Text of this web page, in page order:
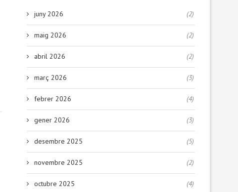
juny 2026 (2)
maig 2026 (2)
abril 2026 (2)
març 2026 (3)
febrer 2026 (4)
gener 2026 (3)
desembre 2025 (5)
novembre 2025 (2)
octubre 2025 (4)